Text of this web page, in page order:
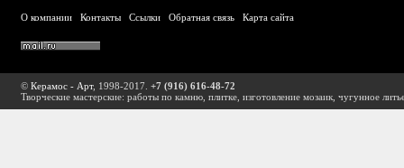
О компании Контакты Ссылки Обратная связь Карта сайта
© Керамос - Арт, 1998-2017. +7 (916) 616-48-72
Творческие мастерские: работы по камню, плитке, изготовление мозаик, чугунное